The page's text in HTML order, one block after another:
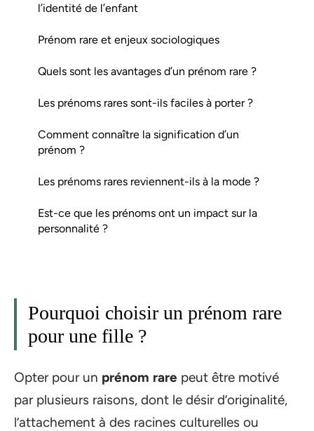
l’identité de l’enfant
Prénom rare et enjeux sociologiques
Quels sont les avantages d’un prénom rare ?
Les prénoms rares sont-ils faciles à porter ?
Comment connaître la signification d’un
prénom ?
Les prénoms rares reviennent-ils à la mode ?
Est-ce que les prénoms ont un impact sur la
personnalité ?
Pourquoi choisir un prénom rare
pour une fille ?
Opter pour un prénom rare peut être motivé
par plusieurs raisons, dont le désir d’originalité,
l’attachement à des racines culturelles ou